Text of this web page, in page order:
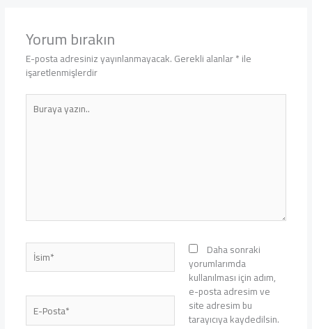
Yorum bırakın
E-posta adresiniz yayınlanmayacak.Gerekli alanlar*ile
işaretlenmişlerdir
Buraya
yazın..
İsim*
E-
Posta*
Daha sonraki
yorumlarımda
kullanılması için adım,
e-posta adresim ve
site adresim bu
tarayıcıya kaydedilsin.